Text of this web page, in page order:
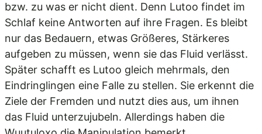
bzw. zu was er nicht dient. Denn Lutoo findet im
Schlaf keine Antworten auf ihre Fragen. Es bleibt
nur das Bedauern, etwas Größeres, Stärkeres
aufgeben zu müssen, wenn sie das Fluid verlässt.
Später schafft es Lutoo gleich mehrmals, den
Eindringlingen eine Falle zu stellen. Sie erkennt die
Ziele der Fremden und nutzt dies aus, um ihnen
das Fluid unterzujubeln. Allerdings haben die